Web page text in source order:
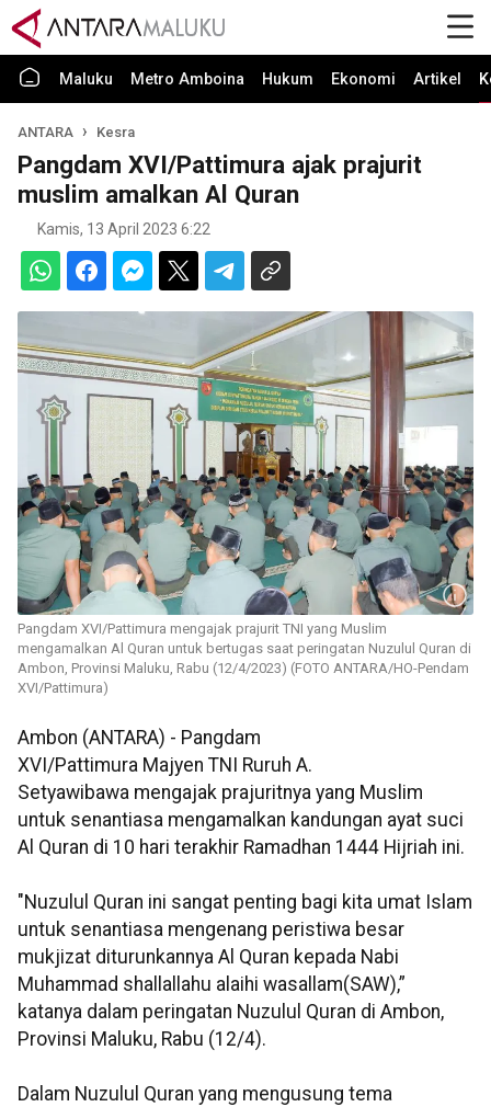
Maluku Metro Amboina Hukum Ekonomi Artikel
ANTARA Kesra
Pangdam XVI/Pattimura ajak prajurit
muslim amalkan Al Quran
Kamis, 13 April 2023 6:22
Pangdam XVI/Pattimura mengajak prajurit TNI yang Muslim
mengamalkan Al Quran untuk bertugas saat peringatan Nuzulul Quran di
Ambon, Provinsi Maluku, Rabu (12/4/2023) (FOTO ANTARA/HO-Pendam
XVI/Pattimura)
Ambon (ANTARA) - Pangdam
XVI/Pattimura Majyen TNI Ruruh A.
Setyawibawa mengajak prajuritnya yang Muslim
untuk senantiasa mengamalkan kandungan ayat suci
Al Quran di 10 hari terakhir Ramadhan 1444 Hijriah ini.
"Nuzulul Quran ini sangat penting bagi kita umat Islam
untuk senantiasa mengenang peristiwa besar
mukjizat diturunkannya Al Quran kepada Nabi
Muhammad shallallahu alaihi wasallam(SAW),”
katanya dalam peringatan Nuzulul Quran di Ambon,
Provinsi Maluku, Rabu (12/4).
Dalam Nuzulul Quran yang mengusung tema